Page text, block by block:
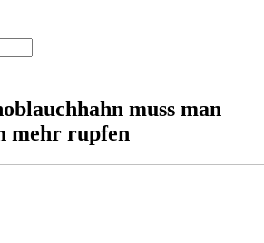
muss man
mehr rupfen